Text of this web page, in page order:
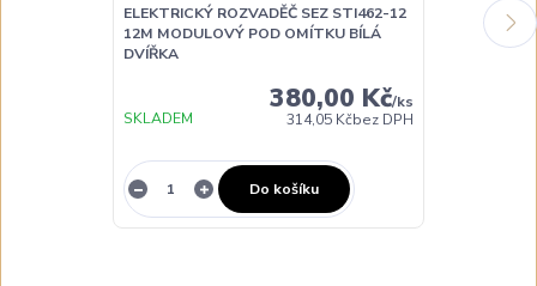
ELEKTRICKÝ ROZVADĚČ SEZ STI462-12
12M MODULOVÝ POD OMÍTKU BÍLÁ
DVÍŘKA
380,00 Kč/ks
314,05 Kčbez DPH
SKLADEM
Do košíku
12M